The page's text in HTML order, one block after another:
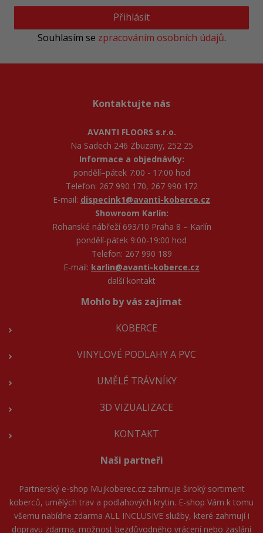
Přihlásit
Souhlasím se zpracováním osobních údajů.
Kontaktujte nás
AVANTI FLOORS s.r.o.
Na Sadech 246 Zbuzany, 252 25
Informace a objednávky:
pondělí–pátek 7:00 - 17:00 hod
Telefon: 267 990 170, 267 990 172
E-mail: dispecink1@avanti-koberce.cz
Showroom Karlín:
Rohanské nábřeží 693/10 Praha 8 – Karlín
pondělí-pátek 9:00-19:00 hod
Telefon: 267 990 189
E-mail: karlin@avanti-koberce.cz
další kontakt
Mohlo by vás zajímat
KOBERCE
VINYLOVÉ PODLAHY A PVC
UMĚLÉ TRÁVNÍKY
3D VIZUALIZACE
KONTAKT
Naši partneři
Partnerský e-shop Mujkoberec.czzahrnuje široký sortiment
koberců, umělých trav a podlahových krytin. E-shop Vám k tomu
všemu nabídne zdarma ALL INCLUSIVE služby, které zahrnují i
dopravu zdarma, možnost bezdůvodného vrácení nebo zaslání